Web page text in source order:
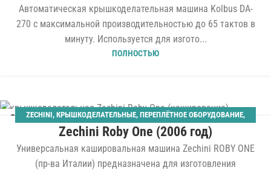
Автоматическая крышкоделательная машина Kolbus DA-
270 с максимальной производительностью до 65 тактов в
минуту. Используется для изгото...
ПОЛНОСТЬЮ
30 ZECHINI, КРЫШКОДЕЛАТЕЛЬНЫЕ, ПЕРЕПЛЁТНОЕ ОБОРУДОВАНИЕ,
ПООПЕРАЦИОННОЕ ОБОРУДОВАНИЕ,ТВЁРДЫЙ ПЕРЕПЛЁТ
Zechini Roby One (2006 год)
Универсальная кашировальная машина Zechini ROBY ONE
(пр-ва Италии) предназначена для изготовления